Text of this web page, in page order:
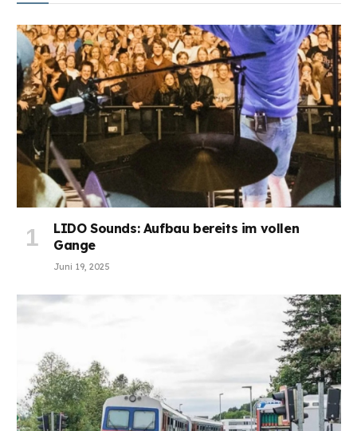
LIDO Sounds: Aufbau bereits im vollen
Gange
Juni 19, 2025